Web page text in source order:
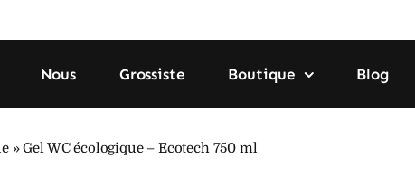
Nous Grossiste Boutique Blog
»Gel WC écologique – Ecotech 750 ml